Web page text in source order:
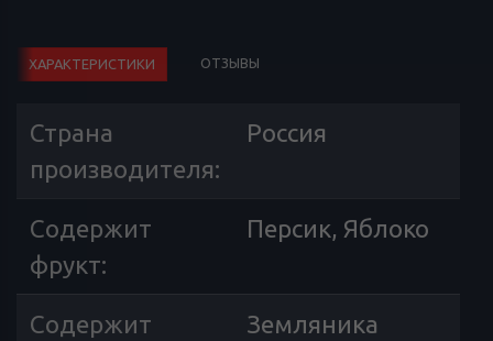
ХАРАКТЕРИСТИКИ ОТЗЫВЫ
Страна
производителя:
Россия
Содержит
фрукт:
Персик, Яблоко
Содержит
Земляника